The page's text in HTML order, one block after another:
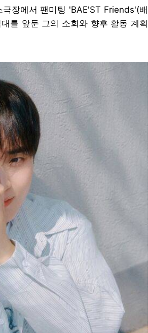
장에서 팬미팅 'BAE'ST Friends'(배
를 앞둔 그의 소회와 향후 활동 계획